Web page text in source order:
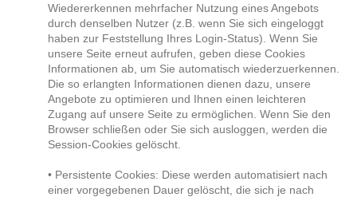
Wiedererkennen mehrfacher Nutzung eines Angebots
durch denselben Nutzer (z.B. wenn Sie sich eingeloggt
haben zur Feststellung Ihres Login-Status). Wenn Sie
unsere Seite erneut aufrufen, geben diese Cookies
Informationen ab, um Sie automatisch wiederzuerkennen.
Die so erlangten Informationen dienen dazu, unsere
Angebote zu optimieren und Ihnen einen leichteren
Zugang auf unsere Seite zu ermöglichen. Wenn Sie den
Browser schließen oder Sie sich ausloggen, werden die
Session-Cookies gelöscht.
• Persistente Cookies: Diese werden automatisiert nach
einer vorgegebenen Dauer gelöscht, die sich je nach